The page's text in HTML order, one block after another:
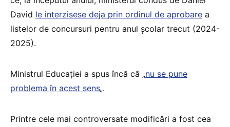
David le interzisese deja prin ordinul de aprobare a
listelor de concursuri pentru anul școlar trecut (2024-
2025).
Ministrul Educației a spus încă că „nu se pune
problema în acest sens„.
Printre cele mai controversate modificări a fost cea